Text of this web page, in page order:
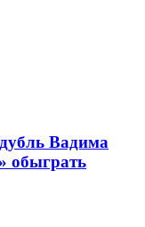
Вадима
обыграть